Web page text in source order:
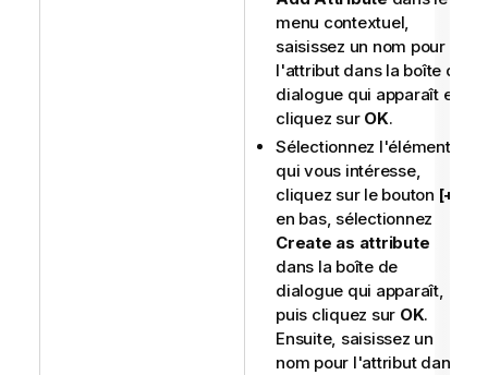
menu contextuel,
saisissez un nom pour
l'attribut dans la boîte de
dialogue qui apparaît et
cliquez sur OK.
Sélectionnez l'élément
qui vous intéresse,
cliquez sur le bouton [+]
en bas, sélectionnez
Create as attribute
dans la boîte de
dialogue qui apparaît,
puis cliquez sur OK.
Ensuite, saisissez un
nom pour l'attribut dans